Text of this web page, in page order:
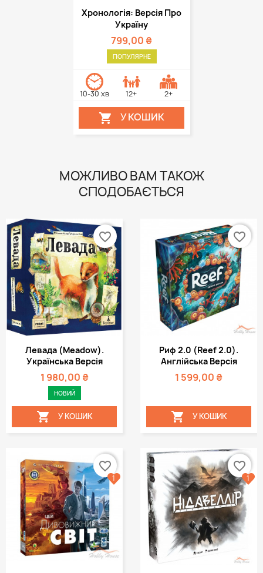
Хронологія: Версія Про
Україну
799,00 ₴
ПОПУЛЯРНЕ
10-30 хв 12+ 2+
 У КОШИК
МОЖЛИВО ВАМ ТАКОЖ
СПОДОБАЄТЬСЯ
Левада (Meadow).
Українська Версія
1 980,00 ₴
НОВИЙ
 У КОШИК
favorite_border
Риф 2.0 (Reef 2.0).
Англійська Версія
1 599,00 ₴
 У КОШИК
favorite_border
favorite_border
1
favorite_border
1